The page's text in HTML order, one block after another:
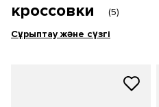
кроссовки
(5)
Сұрыптау және сүзгі